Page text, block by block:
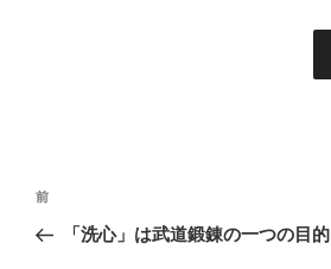
投
ナ
前
の
前
「洗心」は武道鍛錬の一つの目的